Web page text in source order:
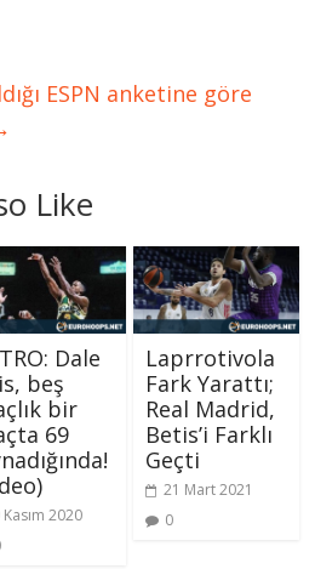
ESPN anketine göre
Like
Dale
beş
bir
69
Kasım 2020
Laprrotivola
Fark Yarattı;
Real Madrid,
Betis’i Farklı
Geçti
21 Mart 2021
0